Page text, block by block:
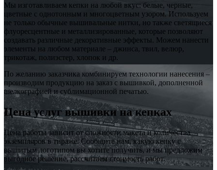
Мы изготавливаем кепки на любой вкус: белые, черные,
цветные с однотонным и многоцветным узором. Используем
не только обычные вышивальные нитки, но также светящиеся
флуоресцентные и металлизированные, которые позволяют
создавать различные декоративные эффекты. Можем нанести
элементы на любом материале – джинса, твил, велюр,
трикотаж, полиэстер, хлопок и др.
По желанию заказчика комбинируем технологии нанесения –
производим продукцию на заказ с вышивкой, дополненной
шелкографией и сублимационной печатью.
Цена услуг вышивки на кепках
Цена работы зависит от сложности макета и количества
экземпляров в тираже. Сообщите нам, какую кепку с
вышитым логотипом вы хотите получить, и мы предложим
выгодное решение, рассчитаем стоимость работ.